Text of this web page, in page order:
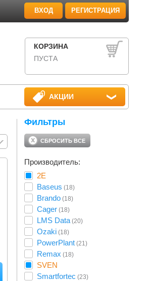
ВХОД РЕГИСТРАЦИЯ
КОРЗИНА
ПУСТА
АКЦИИ
Фильтры
СБРОСИТЬ ВСЕ
Производитель:
2E
Baseus (18)
Brando (18)
Cager (18)
LMS Data (20)
Ozaki (18)
PowerPlant (21)
Remax (18)
SVEN
Smartfortec (23)